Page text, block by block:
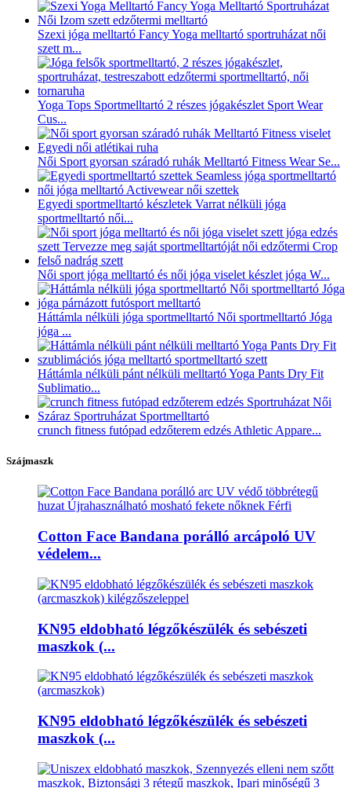
Szexi jóga melltartó Fancy Yoga melltartó sportruházat női
szett m...
Yoga Tops Sportmelltartó 2 részes jógakészlet Sport Wear
Cus...
Női Sport gyorsan száradó ruhák Melltartó Fitness Wear Se...
Egyedi sportmelltartó készletek Varrat nélküli jóga
sportmelltartó női...
Női sport jóga melltartó és női jóga viselet készlet jóga W...
Háttámla nélküli jóga sportmelltartó Női sportmelltartó Jóga
jóga ...
Háttámla nélküli pánt nélküli melltartó Yoga Pants Dry Fit
Sublimatio...
crunch fitness futópad edzőterem edzés Athletic Appare...
Szájmaszk
Cotton Face Bandana porálló arcápoló UV
védelem...
KN95 eldobható légzőkészülék és sebészeti
maszkok (...
KN95 eldobható légzőkészülék és sebészeti
maszkok (...